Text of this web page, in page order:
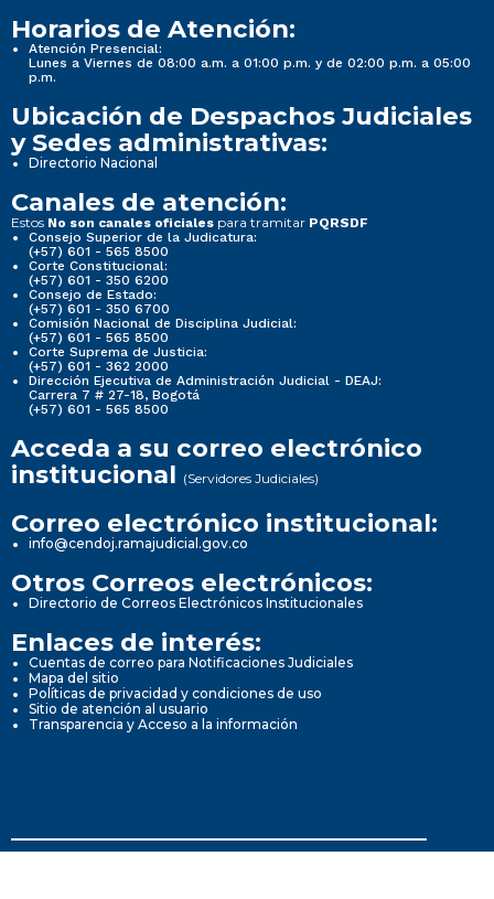
Horarios de Atención:
Atención Presencial:
Lunes a Viernes de 08:00 a.m. a 01:00 p.m. y de 02:00 p.m. a 05:00
p.m.
Ubicación de Despachos Judiciales
y Sedes administrativas:
Directorio Nacional
Canales de atención:
Estos No son canales oficiales para tramitar PQRSDF
Consejo Superior de la Judicatura:
(+57) 601 - 565 8500
Corte Constitucional:
(+57) 601 - 350 6200
Consejo de Estado:
(+57) 601 - 350 6700
Comisión Nacional de Disciplina Judicial:
(+57) 601 - 565 8500
Corte Suprema de Justicia:
(+57) 601 - 362 2000
Dirección Ejecutiva de Administración Judicial - DEAJ:
Carrera 7 # 27-18, Bogotá
(+57) 601 - 565 8500
Acceda a su correo electrónico
institucional (Servidores Judiciales)
Correo electrónico institucional:
info@cendoj.ramajudicial.gov.co
Otros Correos electrónicos:
Directorio de Correos Electrónicos Institucionales
Enlaces de interés:
Cuentas de correo para Notificaciones Judiciales
Mapa del sitio
Políticas de privacidad y condiciones de uso
Sitio de atención al usuario
Transparencia y Acceso a la información